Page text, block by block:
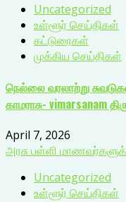
Uncategorized
உள்ளூர் செய்திகள்
கட்டுரைகள்
முக்கிய செய்திகள்
நெல்லை வரலாற்று
காமராசு- vimarsanam
April 7, 2026
அரசு பள்ளி
Uncategorized
உள்ளூர் செய்திகள்